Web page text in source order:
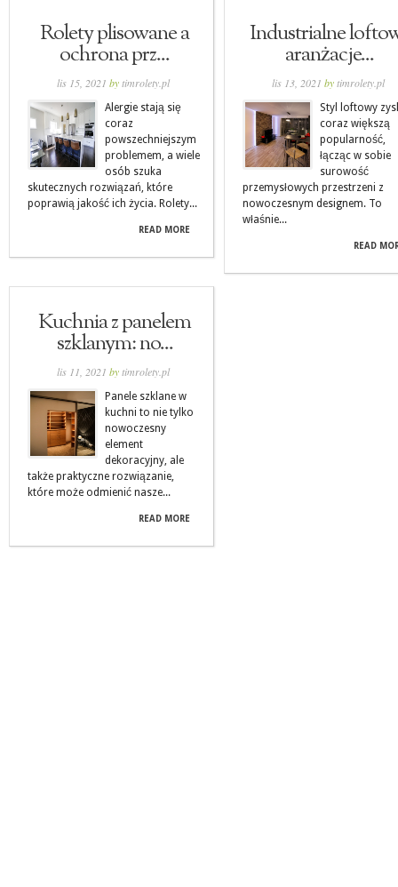
Rolety plisowane a
ochrona prz...
lis 15, 2021 by timrolety.pl
Alergie stają się
coraz
powszechniejszym
problemem, a wiele
osób szuka
skutecznych rozwiązań, które
poprawią jakość ich życia. Rolety...
READ MORE
Industrialne
aranżacje...
lis 13, 2021 by timrolety.pl
Styl loftowy
coraz większą
popularność,
łącząc w sobie
surowość
przemysłowych przestrzeni z
nowoczesnym designem. To
właśnie...
READ
Kuchnia z panelem
szklanym: no...
lis 11, 2021 by timrolety.pl
Panele szklane w
kuchni to nie tylko
nowoczesny
element
dekoracyjny, ale
także praktyczne rozwiązanie,
które może odmienić nasze...
READ MORE